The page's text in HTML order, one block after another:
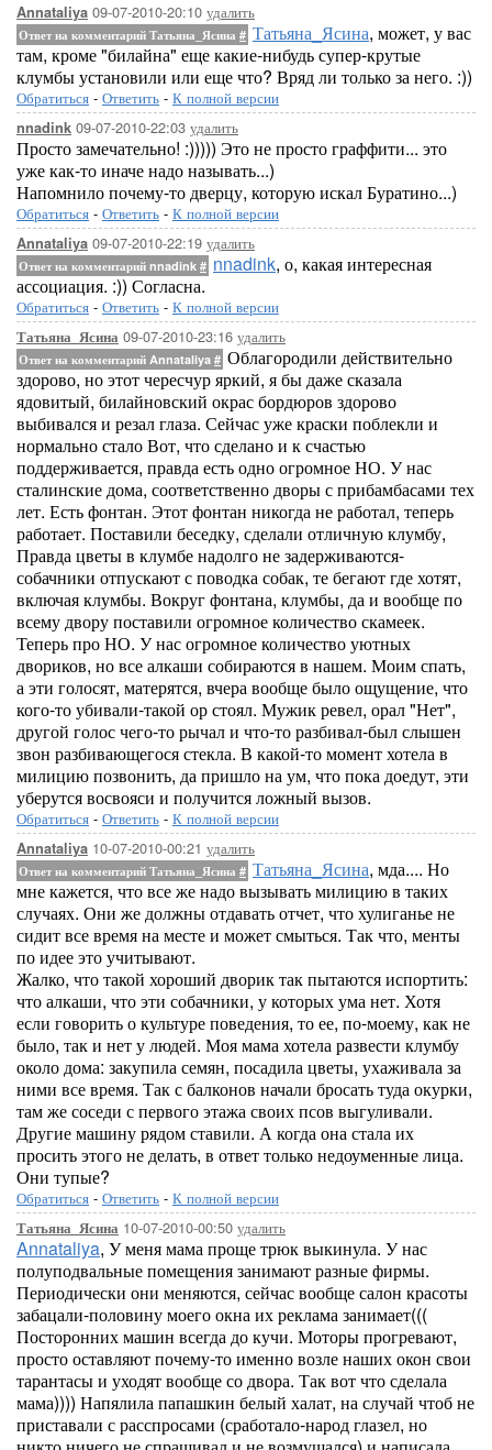
Annataliya 09-07-2010-20:10 удалить
Ответ на комментарий Татьяна_Ясина # Татьяна_Ясина, может, у вас
там, кроме "билайна" еще какие-нибудь супер-крутые
клумбы установили или еще что? Вряд ли только за него. :))
Обратиться - Ответить - К полной версии
nnadink 09-07-2010-22:03 удалить
Просто замечательно! :))))) Это не просто граффити... это
уже как-то иначе надо называть...)
Напомнило почему-то дверцу, которую искал Буратино...)
Обратиться - Ответить - К полной версии
Annataliya 09-07-2010-22:19 удалить
Ответ на комментарий nnadink # nnadink, о, какая интересная
ассоциация. :)) Согласна.
Обратиться - Ответить - К полной версии
Татьяна_Ясина 09-07-2010-23:16 удалить
Ответ на комментарий Annataliya # Облагородили действительно
здорово, но этот чересчур яркий, я бы даже сказала
ядовитый, билайновский окрас бордюров здорово
выбивался и резал глаза. Сейчас уже краски поблекли и
нормально стало Вот, что сделано и к счастью
поддерживается, правда есть одно огромное НО. У нас
сталинские дома, соответственно дворы с прибамбасами тех
лет. Есть фонтан. Этот фонтан никогда не работал, теперь
работает. Поставили беседку, сделали отличную клумбу,
Правда цветы в клумбе надолго не задерживаются-
собачники отпускают с поводка собак, те бегают где хотят,
включая клумбы. Вокруг фонтана, клумбы, да и вообще по
всему двору поставили огромное количество скамеек.
Теперь про НО. У нас огромное количество уютных
двориков, но все алкаши собираются в нашем. Моим спать,
а эти голосят, матерятся, вчера вообще было ощущение, что
кого-то убивали-такой ор стоял. Мужик ревел, орал "Нет",
другой голос чего-то рычал и что-то разбивал-был слышен
звон разбивающегося стекла. В какой-то момент хотела в
милицию позвонить, да пришло на ум, что пока доедут, эти
уберутся восвояси и получится ложный вызов.
Обратиться - Ответить - К полной версии
Annataliya 10-07-2010-00:21 удалить
Ответ на комментарий Татьяна_Ясина # Татьяна_Ясина, мда.... Но
мне кажется, что все же надо вызывать милицию в таких
случаях. Они же должны отдавать отчет, что хулиганье не
сидит все время на месте и может смыться. Так что, менты
по идее это учитывают.
Жалко, что такой хороший дворик так пытаются испортить:
что алкаши, что эти собачники, у которых ума нет. Хотя
если говорить о культуре поведения, то ее, по-моему, как не
было, так и нет у людей. Моя мама хотела развести клумбу
около дома: закупила семян, посадила цветы, ухаживала за
ними все время. Так с балконов начали бросать туда окурки,
там же соседи с первого этажа своих псов выгуливали.
Другие машину рядом ставили. А когда она стала их
просить этого не делать, в ответ только недоуменные лица.
Они тупые?
Обратиться - Ответить - К полной версии
Татьяна_Ясина 10-07-2010-00:50 удалить
Annataliya, У меня мама проще трюк выкинула. У нас
полуподвальные помещения занимают разные фирмы.
Периодически они меняются, сейчас вообще салон красоты
забацали-половину моего окна их реклама занимает(((
Посторонних машин всегда до кучи. Моторы прогревают,
просто оставляют почему-то именно возле наших окон свои
тарантасы и уходят вообще со двора. Так вот что сделала
мама)))) Напялила папашкин белый халат, на случай чтоб не
приставали с расспросами (сработало-народ глазел, но